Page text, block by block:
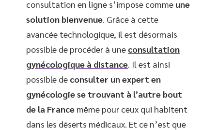
consultation en ligne s’impose comme une
solution bienvenue. Grâce à cette
avancée technologique, il est désormais
possible de procéder à une consultation
gynécologique à distance. Il est ainsi
possible de consulter un expert en
gynécologie se trouvant à l’autre bout
de la France même pour ceux qui habitent
dans les déserts médicaux. Et ce n’est que